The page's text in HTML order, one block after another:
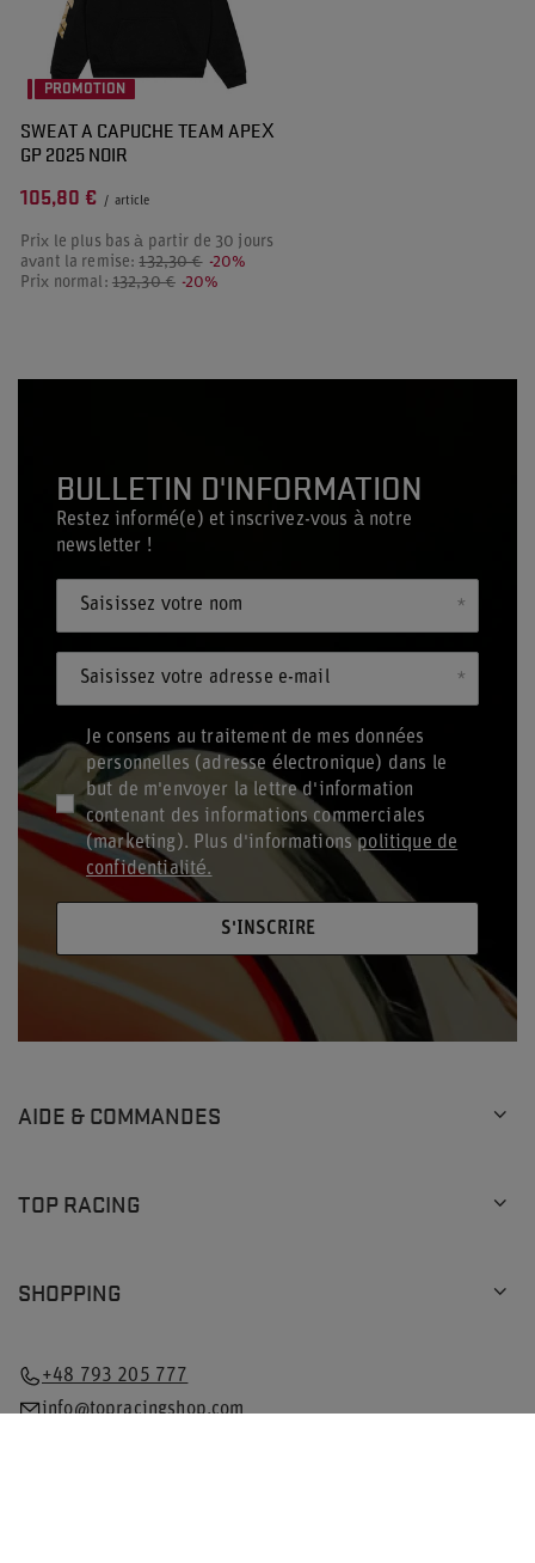
PROMOTION
SWEAT A CAPUCHE TEAM APEX
GP 2025 NOIR
105,80 € / article
Prix le plus bas à partir de 30 jours
avant la remise:132,30 € -20%
Prix normal: 132,30 € -20%
BULLETIN D'INFORMATION
Restez informé(e) et inscrivez-vous à notre
newsletter !
Saisissez votre nom
Saisissez votre adresse e-mail
Je consens au traitement de mes données
personnelles (adresse électronique) dans le
but de m'envoyer la lettre d'information
contenant des informations commerciales
(marketing). Plus d'informationspolitique de
confidentialité.
S'INSCRIRE
AIDE & COMMANDES
TOP RACING
SHOPPING
+48 793 205 777
info@topracingshop.com